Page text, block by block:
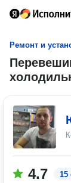
Ремонт и
4.7 15